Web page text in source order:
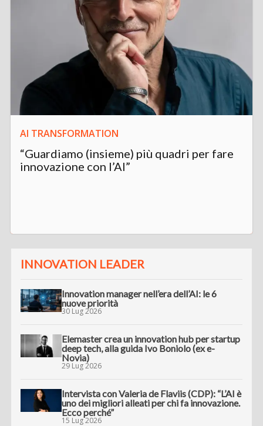
AI TRANSFORMATION
“Guardiamo (insieme) più quadri per fare
innovazione con l’AI”
INNOVATION LEADER
Innovation manager nell’era dell’AI: le 6
nuove priorità
30 Lug 2026
Elemaster crea un innovation hub per startup
deep tech, alla guida Ivo Boniolo (ex e-
Novia)
29 Lug 2026
Intervista con Valeria de Flaviis (CDP): “L’AI è
uno dei migliori alleati per chi fa innovazione.
Ecco perché”
15 Lug 2026